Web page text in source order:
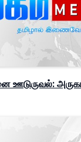
ஊடுருவல்: